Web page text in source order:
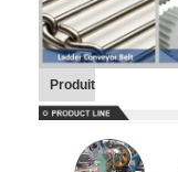
Oven Conveyor
Produit